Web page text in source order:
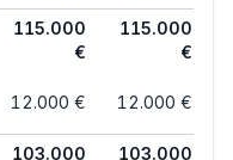
115.000
€
115.000
€
12.000 € 12.000 €
103.000
103.000